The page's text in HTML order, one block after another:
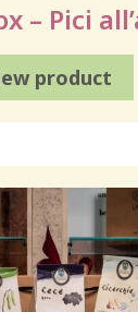
– Pici
product